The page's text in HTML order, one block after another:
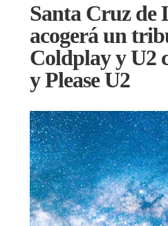
Santa Cruz de
acogerá un
Coldplay y U2
y Please U2